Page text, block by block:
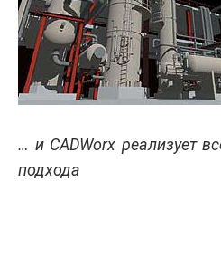
… и CADWorx реализует
подхода